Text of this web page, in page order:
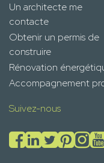
Un architecte me
contacte
Obtenir un permis de
construire
Rénovation
Accompagnement
Suivez-nous